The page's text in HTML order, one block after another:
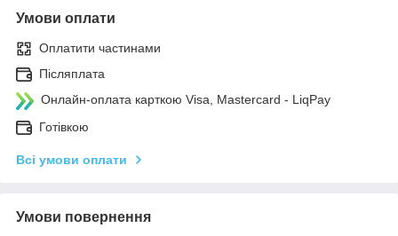
Умови оплати
Оплатити частинами
Післяплата
Онлайн-оплата карткою Visa, Mastercard - LiqPay
Готівкою
Всі умови оплати
Умови повернення